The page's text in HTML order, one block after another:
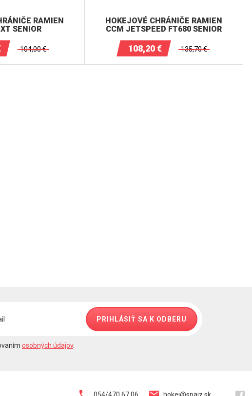
RAMIEN
SENIOR
104,00€
HOKEJOVÉ CHRÁNIČE RAMIEN
CCM JETSPEED FT680 SENIOR
108,20€ 135,70€
PRIHLÁSIŤ SA K ODBERU
osobných údajov.